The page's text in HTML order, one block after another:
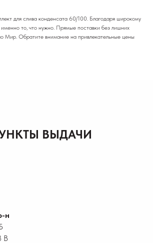
для слива конденсата 60/100. Благодаря широкому
то, что нужно. Прямые поставки без лишних
Мир. Обратите внимание на привлекательные цены
ВЫДАЧИ
н
В